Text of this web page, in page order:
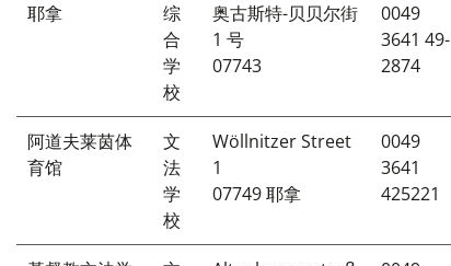
耶拿
综
合
学
校
奥古斯特-贝贝尔街
1 号
07743
0049
3641 49-
2874
阿道夫莱茵体
育馆
文
法
学
校
Wöllnitzer Street
1
07749 耶拿
0049
3641
425221